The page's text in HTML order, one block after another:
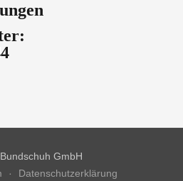
GmbH
Datenschutzerklärung